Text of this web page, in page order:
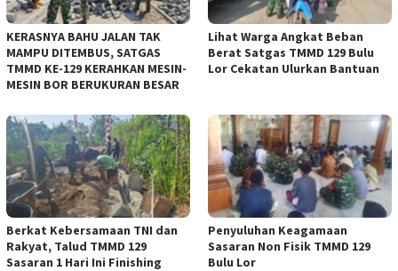
KERASNYA BAHU JALAN TAK
MAMPU DITEMBUS, SATGAS
TMMD KE-129 KERAHKAN MESIN-
MESIN BOR BERUKURAN BESAR
Lihat Warga Angkat Beban
Berat Satgas TMMD 129 Bulu
Lor Cekatan Ulurkan Bantuan
Berkat Kebersamaan TNI dan
Rakyat, Talud TMMD 129
Sasaran 1 Hari Ini Finishing
Penyuluhan Keagamaan
Sasaran Non Fisik TMMD 129
Bulu Lor